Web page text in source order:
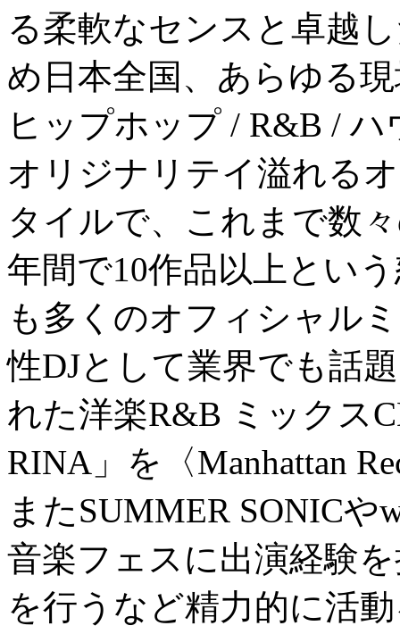
る柔軟なセンスと卓越
め日本全国、あらゆる
ヒップホップ / R&B /
オリジナリテイ溢れる
タイルで、これまで数
年間で10作品以上とい
も多くのオフィシャル
性DJとして業界でも話
れた洋楽R&B ミックス
RINA」を〈Manhattan
またSUMMER SONICや
音楽フェスに出演経験
を行うなど精力的に活